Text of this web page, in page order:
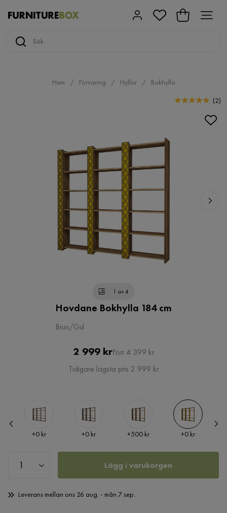
Hem Förvaring Hyllor
Bokhylla
(2)
1 av 4
Hovdane Bokhylla 184 cm
Brun/Gul
Pris
2 999 krOriginal
Pris
Förr 4 399 kr
Tidigare lägsta pris 2 999 kr
Pris
+0 kr Pris
+0 kr Pris
+500 kr Pris
+0 kr
Lägg i varukorgen
Leverans mellan ons 26 aug. - mån 7 sep.